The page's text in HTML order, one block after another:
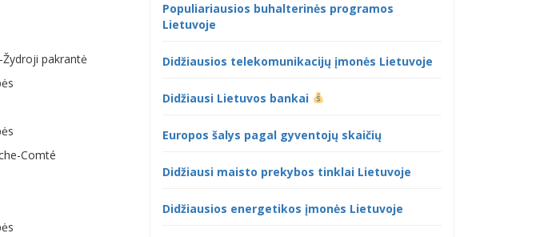
pakrantė
Comté
Populiariausios buhalterinės programos
Lietuvoje
Didžiausios telekomunikacijų įmonės Lietuvoje
Didžiausi Lietuvos bankai
Europos šalys pagal gyventojų skaičių
Didžiausi maisto prekybos tinklai Lietuvoje
Didžiausios energetikos įmonės Lietuvoje